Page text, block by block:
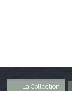
La Collection